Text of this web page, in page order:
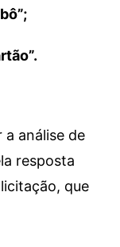
a análise de
resposta
que